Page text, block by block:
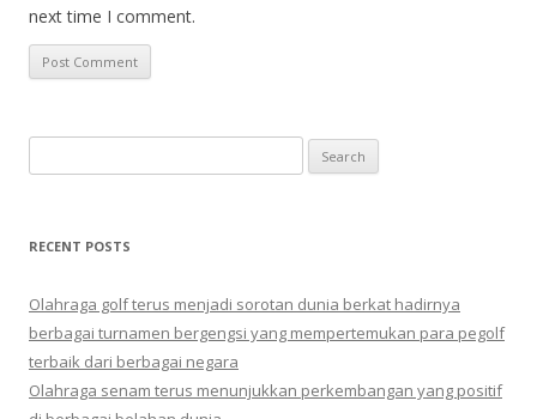
next time I comment.
for:
RECENT POSTS
Olahraga golf terus menjadi sorotan dunia berkat hadirnya
berbagai turnamen bergengsi yang mempertemukan para pegolf
terbaik dari berbagai negara
Olahraga senam terus menunjukkan perkembangan yang positif